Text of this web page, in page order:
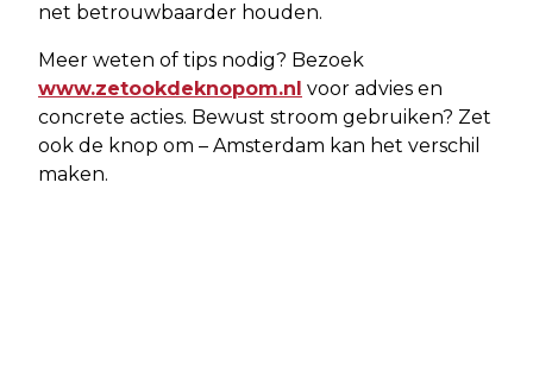
net betrouwbaarder houden.
Meer weten of tips nodig? Bezoek
www.zetookdeknopom.nl voor advies en
concrete acties. Bewust stroom gebruiken? Zet
ook de knop om – Amsterdam kan het verschil
maken.